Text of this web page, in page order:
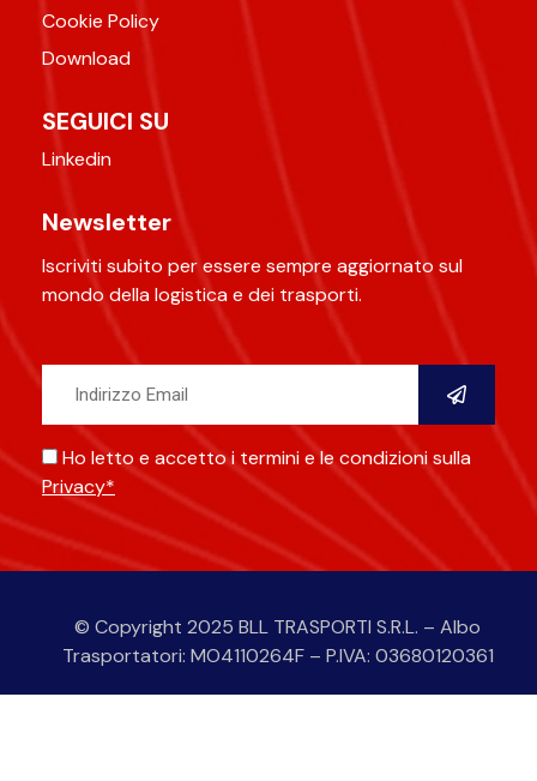
Cookie Policy
Download
SEGUICI SU
Linkedin
Newsletter
Iscriviti subito per essere sempre aggiornato sul
mondo della logistica e dei trasporti.
Ho letto e accetto i termini e le condizioni sulla
Privacy*
Alternative:
© Copyright 2025 BLL TRASPORTI S.R.L. – Albo
Trasportatori: MO4110264F – P.IVA: 03680120361